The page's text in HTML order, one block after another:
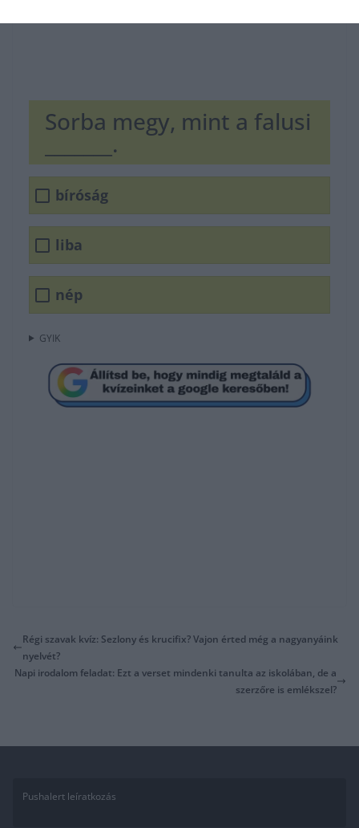
Sorba megy, mint a falusi
_______.
bíróság
liba
nép
GYIK
Régi szavak kvíz: Sezlony és krucifix? Vajon érted még a nagyanyáink
nyelvét?
Napi irodalom feladat: Ezt a verset mindenki tanulta az iskolában, de a
szerzőre is emlékszel?
Pushalert leíratkozás